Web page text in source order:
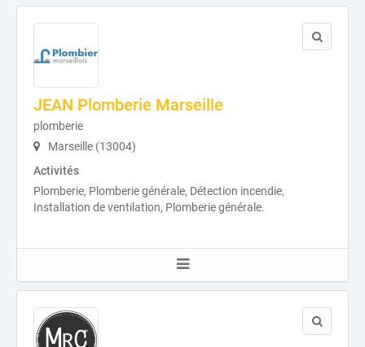
JEAN Plomberie Marseille
plomberie
Marseille (13004)
Activités
Plomberie, Plomberie générale, Détection incendie,
Installation de ventilation, Plomberie générale.